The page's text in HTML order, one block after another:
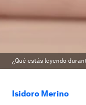
¿Qué estás leyendo
Isidoro Merino